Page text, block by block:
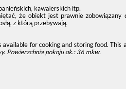
kawalerskich itp.
że obiekt jest prawnie zobowiązany
z którą przebywają.
for cooking and storing food.
Powierzchnia pokoju ok.: 36 mkw.